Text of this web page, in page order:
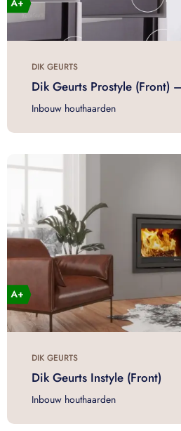
DIK GEURTS
Dik Geurts Prostyle (Front)
Inbouw houthaarden
DIK GEURTS
Dik Geurts Instyle (Front)
Inbouw houthaarden